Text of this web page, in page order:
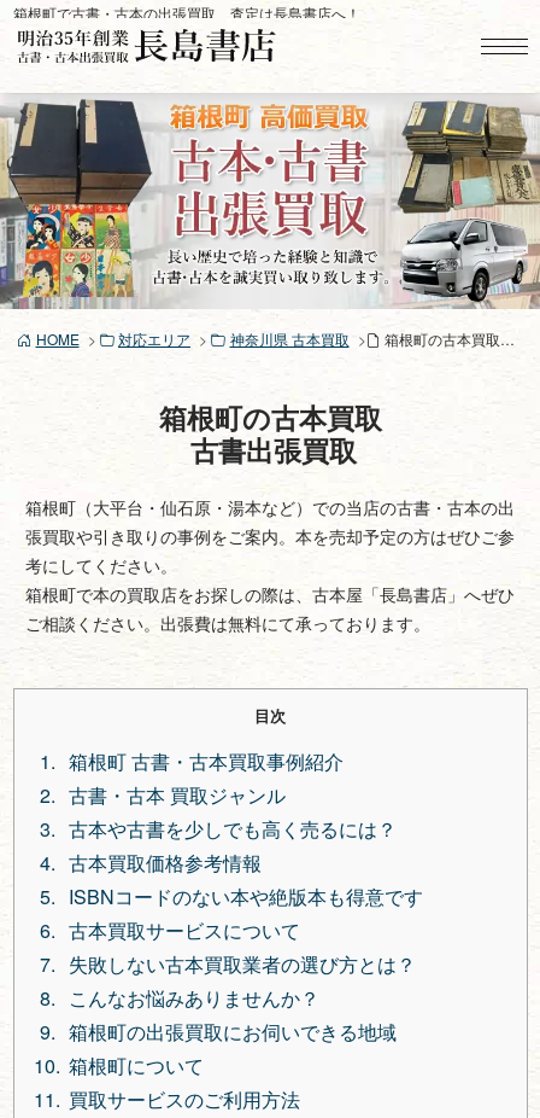
コ
ン
ツ
へ
ス
キ
ッ
プ
箱根町で古書・古本の出張買取、査定は長島書店へ！
HOME 対応エリア 神奈川県 古本買取 箱根町の古本買取、古書買取り
箱根町の古本買取
古書出張買取
箱根町（大平台・仙石原・湯本など）での当店の古書・古本の出
張買取や引き取りの事例をご案内。本を売却予定の方はぜひご参
考にしてください。
箱根町で本の買取店をお探しの際は、古本屋「長島書店」へぜひ
ご相談ください。出張費は無料にて承っております。
目次
箱根町 古書・古本買取事例紹介
古書・古本 買取ジャンル
古本や古書を少しでも高く売るには？
古本買取価格参考情報
ISBNコードのない本や絶版本も得意です
古本買取サービスについて
失敗しない古本買取業者の選び方とは？
こんなお悩みありませんか？
箱根町の出張買取にお伺いできる地域
箱根町について
買取サービスのご利用方法